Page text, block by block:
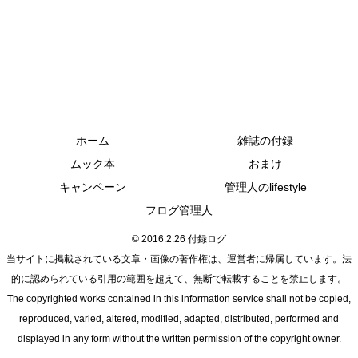
ホーム
雑誌の付録
ムック本
おまけ
キャンペーン
管理人のlifestyle
フログ管理人
© 2016.2.26 付録ログ
当サイトに掲載されている文章・画像の著作権は、運営者に帰属しています。法
的に認められている引用の範囲を超えて、無断で転載することを禁止します。
The copyrighted works contained in this information service shall not be copied,
reproduced, varied, altered, modified, adapted, distributed, performed and
displayed in any form without the written permission of the copyright owner.